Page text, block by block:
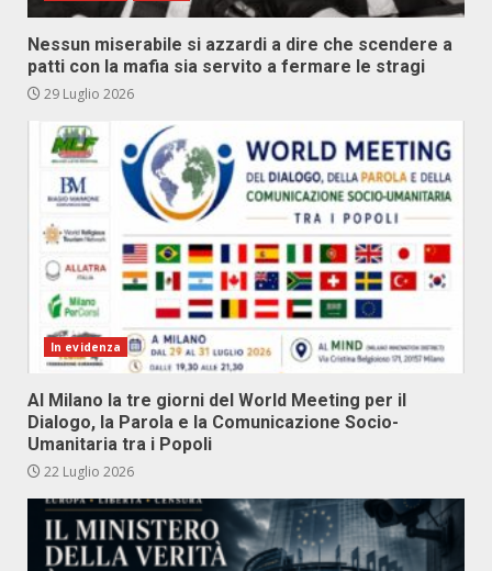
Nessun miserabile si azzardi a dire che scendere a
patti con la mafia sia servito a fermare le stragi
29 Luglio 2026
In evidenza
Al Milano la tre giorni del World Meeting per il
Dialogo, la Parola e la Comunicazione Socio-
Umanitaria tra i Popoli
22 Luglio 2026